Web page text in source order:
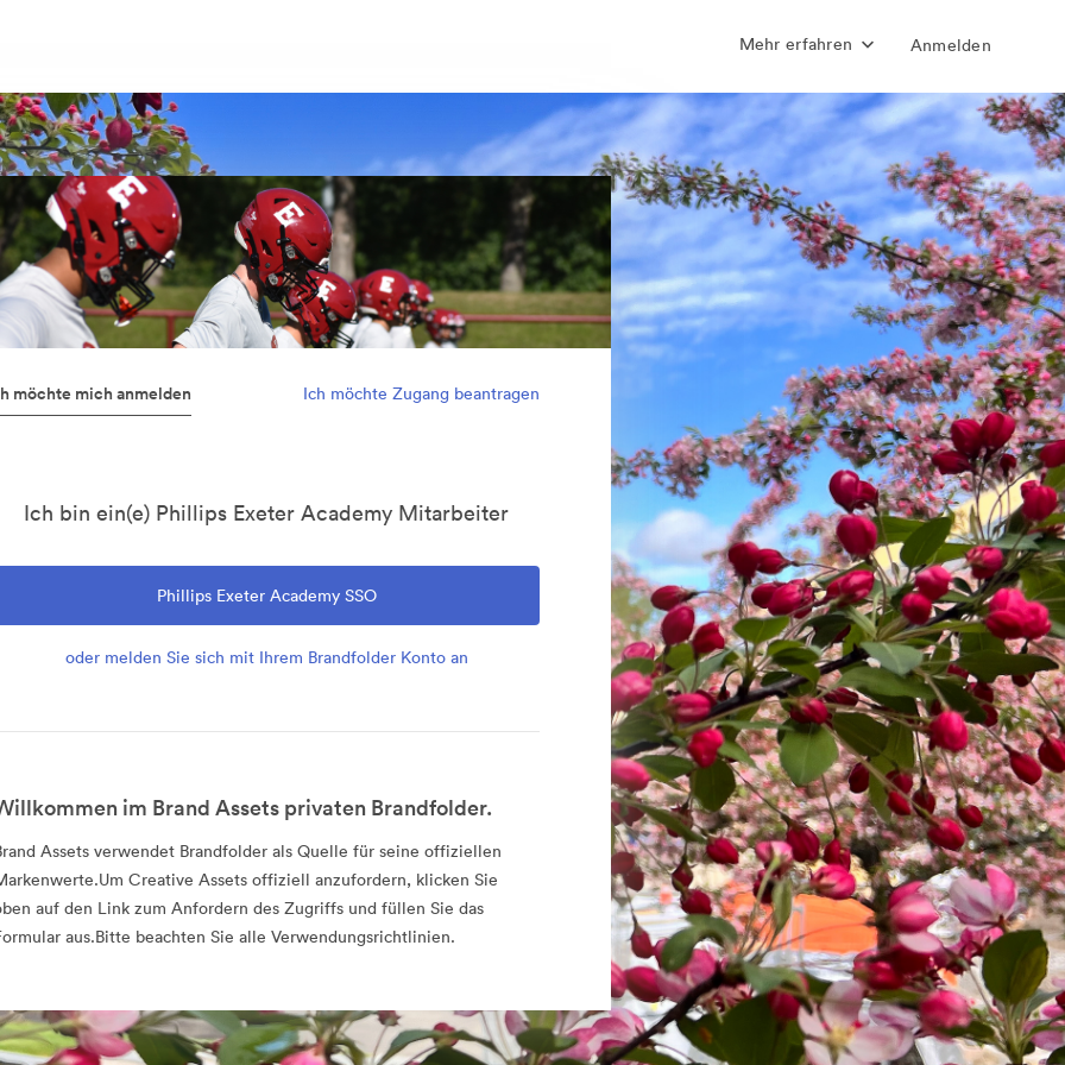
Mehr erfahren Anmelden
möchte mich anmelden Ich möchte Zugang beantragen
Ich bin ein(e) Phillips Exeter Academy Mitarbeiter
Phillips Exeter Academy SSO
oder melden Sie sich mit Ihrem Brandfolder Konto an
im Brand Assets privaten Brandfolder.
Assets verwendet Brandfolder als Quelle für seine offiziellen
Creative Assets offiziell anzufordern, klicken Sie
auf den Link zum Anfordern des Zugriffs und füllen Sie das
aus.Bitte beachten Sie alle Verwendungsrichtlinien.